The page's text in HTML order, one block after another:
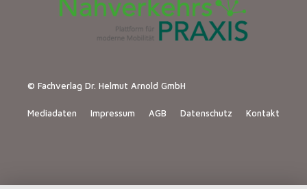
© Fachverlag Dr. Helmut Arnold GmbH
Mediadaten Impressum AGB Datenschutz Kontakt